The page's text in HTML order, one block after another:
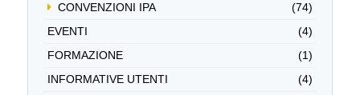
CONVENZIONI IPA
(74)
EVENTI
(4)
FORMAZIONE
(1)
INFORMATIVE UTENTI
(4)